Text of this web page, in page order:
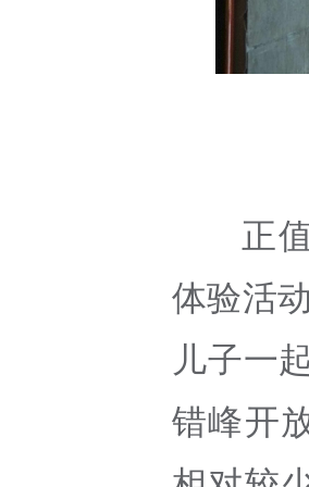
正
体验活
儿子一
错峰开